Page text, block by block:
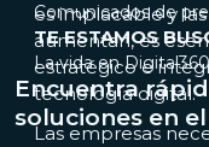
Comunicados de
TE ESTAMOS
La vida en Digital360
Encuentra
soluciones en
es implacable y
aumentan, es
estratégico e
tecnología digital.
Las empresas